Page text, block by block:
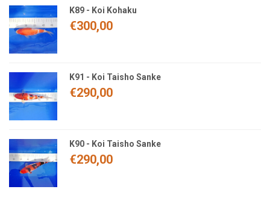
K89 - Koi Kohaku
€300,00
K91 - Koi Taisho Sanke
€290,00
K90 - Koi Taisho Sanke
€290,00